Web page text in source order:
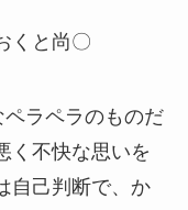
くと尚〇
ラペラのものだ
く不快な思いを
自己判断で、か